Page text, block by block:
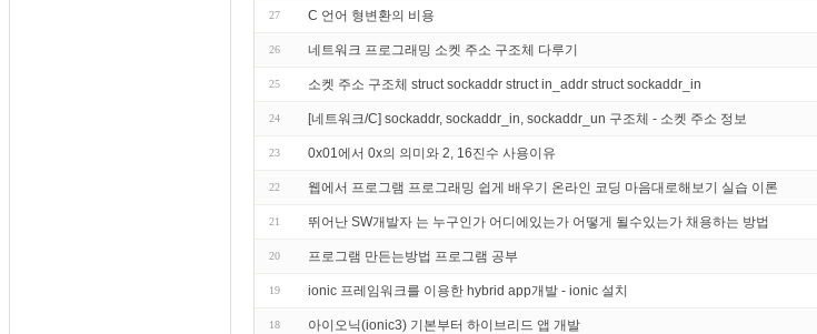
27 C 언어 형변환의 비용
26 네트워크 프로그래밍 소켓 주소 구조체 다루기
25 소켓 주소 구조체 struct sockaddr struct in_addr struct sockaddr_in
24 [네트워크/C] sockaddr, sockaddr_in, sockaddr_un 구조체 - 소켓 주소 정보
23 0x01에서 0x의 의미와 2, 16진수 사용이유
22 웹에서 프로그램 프로그래밍 쉽게 배우기 온라인 코딩 마음대로해보기 실습 이론
21 뛰어난 SW개발자 는 누구인가 어디에있는가 어떻게 될수있는가 채용하는 방법
20 프로그램 만든는방법 프로그램 공부
19 ionic 프레임워크를 이용한 hybrid app개발 - ionic 설치
18 아이오닉(ionic3) 기본부터 하이브리드 앱 개발